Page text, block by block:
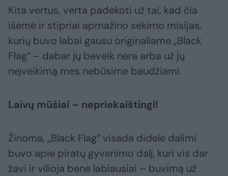
Kita vertus, verta padėkoti už tai, kad čia
išėmė ir stipriai apmažino sekimo misijas,
kurių buvo labai gausu originaliame „Black
Flag“ – dabar jų beveik nėra arba už jų
neįveikimą mes nebūsime baudžiami.
Laivų mūšiai – nepriekaištingi!
Žinoma, „Black Flag“ visada didele dalimi
buvo apie piratų gyvenimo dalį, kuri vis dar
žavi ir vilioja bene labiausiai – buvimą už